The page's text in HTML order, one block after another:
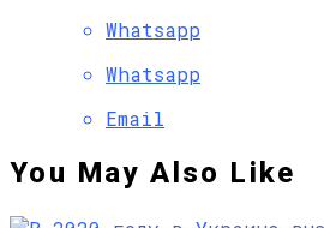
Whatsapp
Whatsapp
Email
You May Also Like